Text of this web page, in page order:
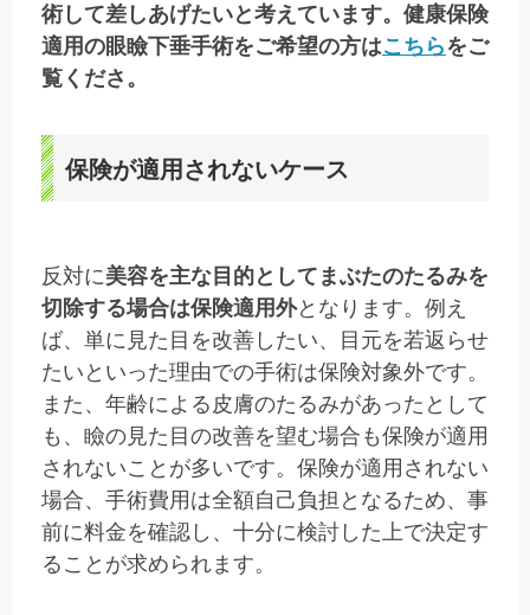
術して差しあげたいと考えています。健康保険
適用の眼瞼下垂手術をご希望の方はこちら をご
覧くださ。
保険が適用されないケース
反対に美容を主な目的としてまぶたのたるみを
切除する場合は保険適用外となります。例え
ば、単に見た目を改善したい、目元を若返らせ
たいといった理由での手術は保険対象外です。
また、年齢による皮膚のたるみがあったとして
も、瞼の見た目の改善を望む場合も保険が適用
されないことが多いです。保険が適用されない
場合、手術費用は全額自己負担となるため、事
前に料金を確認し、十分に検討した上で決定す
ることが求められます。